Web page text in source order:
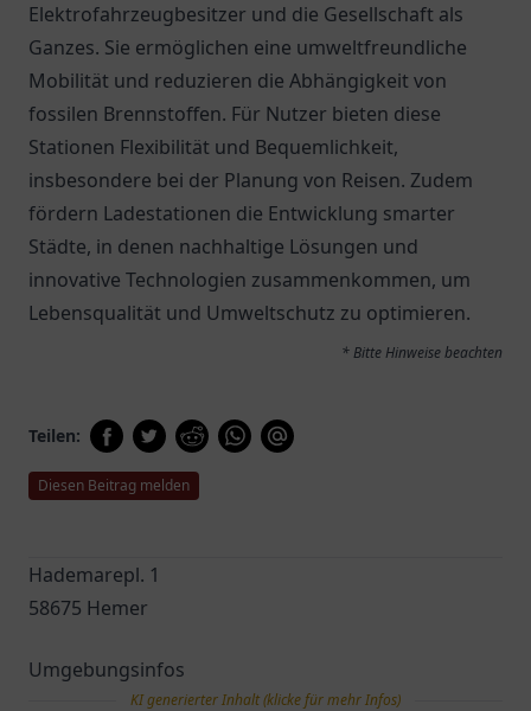
Elektrofahrzeugbesitzer und die Gesellschaft als
Ganzes. Sie ermöglichen eine umweltfreundliche
Mobilität und reduzieren die Abhängigkeit von
fossilen Brennstoffen. Für Nutzer bieten diese
Stationen Flexibilität und Bequemlichkeit,
insbesondere bei der Planung von Reisen. Zudem
fördern Ladestationen die Entwicklung smarter
Städte, in denen nachhaltige Lösungen und
innovative Technologien zusammenkommen, um
Lebensqualität und Umweltschutz zu optimieren.
* Bitte Hinweise beachten
Teilen:
Diesen Beitrag melden
Hademarepl. 1
58675 Hemer
Umgebungsinfos
KI generierter Inhalt (klicke für mehr Infos)